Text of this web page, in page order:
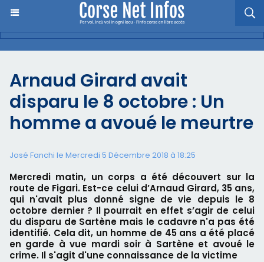
Arnaud Girard avait
disparu le 8 octobre : Un
homme a avoué le meurtre
José Fanchi le Mercredi 5 Décembre 2018 à 18:25
Mercredi matin, un corps a été découvert sur la
route de Figari. Est-ce celui d’Arnaud Girard, 35 ans,
qui n'avait plus donné signe de vie depuis le 8
octobre dernier ? Il pourrait en effet s’agir de celui
du disparu de Sartène mais le cadavre n'a pas été
identifié. Cela dit, un homme de 45 ans a été placé
en garde à vue mardi soir à Sartène et avoué le
crime. Il s'agit d'une connaissance de la victime